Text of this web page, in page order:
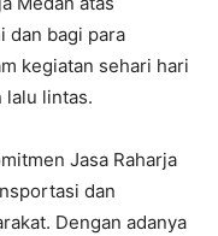
dan bagi para
kegiatan sehari hari
lalu lintas.
Jasa Raharja
dan
Dengan adanya